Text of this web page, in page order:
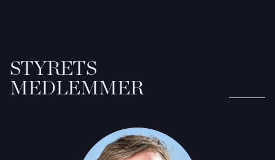
STYRETS
MEDLEMMER